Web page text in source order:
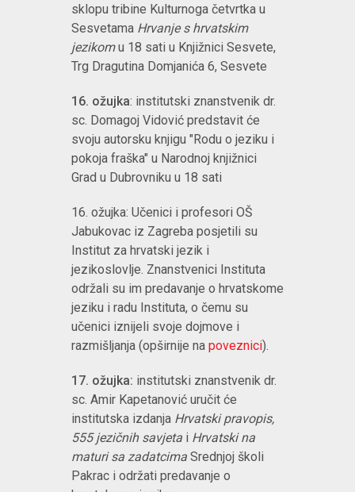
sklopu tribine Kulturnoga četvrtka u
Sesvetama Hrvanje s hrvatskim
jezikomu 18 sati u Knjižnici Sesvete,
Trg Dragutina Domjanića 6, Sesvete
16. ožujka: institutski znanstvenik dr.
sc. Domagoj Vidović predstavit će
svoju autorsku knjigu "Rodu o jeziku i
pokoja fraška" u Narodnoj knjižnici
Grad u Dubrovniku u 18 sati
16. ožujka: Učenici i profesori OŠ
Jabukovac iz Zagreba posjetili su
Institut za hrvatski jezik i
jezikoslovlje. Znanstvenici Instituta
održali su im predavanje o hrvatskome
jeziku i radu Instituta, o čemu su
učenici iznijeli svoje dojmove i
razmišljanja (opširnije na poveznici).
17. ožujka: institutski znanstvenik dr.
sc. Amir Kapetanović uručit će
institutska izdanja Hrvatski pravopis,
555 jezičnih savjeta i Hrvatski na
maturi sa zadatcima Srednjoj školi
Pakrac i održati predavanje o